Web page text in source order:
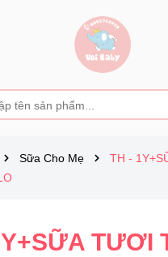
Sữa Cho Mẹ
TH -
TƯƠI